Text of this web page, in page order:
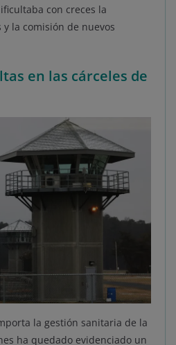
con creces la
la comisión de nuevos
en las cárceles de
la gestión sanitaria de la
ha quedado evidenciado un